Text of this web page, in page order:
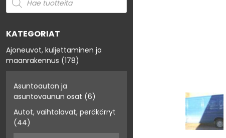
KATEGORIAT
Ajoneuvot, kuljettaminen ja
maanrakennus (178)
Asuntoauton ja
asuntovaunun osat (6)
Autot, vaihtolavat, peräkärryt
(44)